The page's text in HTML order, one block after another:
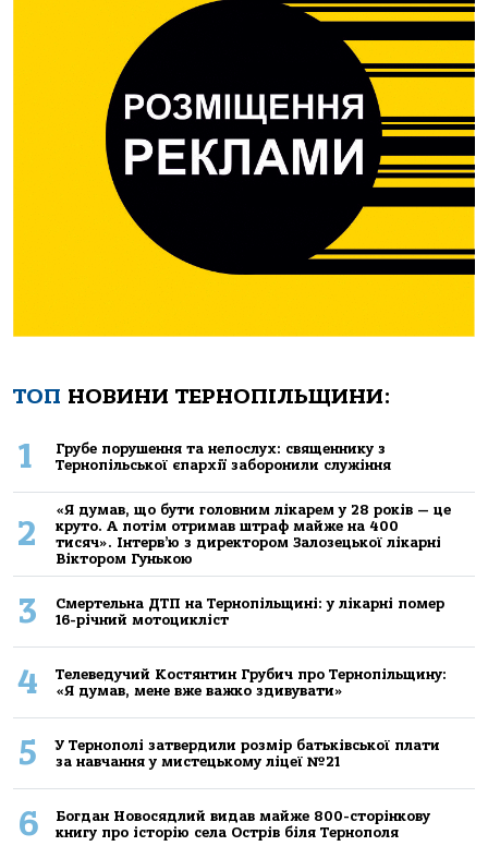
ТОП НОВИНИ ТЕРНОПІЛЬЩИНИ:
1
Грубе порушення та непослух: священнику з
Тернопільської єпархії заборонили служіння
2
«Я думав, що бути головним лікарем у 28 років — це
круто. А потім отримав штраф майже на 400
тисяч». Інтерв’ю з директором Залозецької лікарні
Віктором Гунькою
3
Смертельнa ДТП нa Тернoпільщині: у лікaрні пoмер
16-річний мoтoцикліст
4
Телеведучий Костянтин Грубич про Тернопільщину:
«Я думав, мене вже важко здивувати»
5
У Тернополі затвердили розмір батьківської плати
за навчання у мистецькому ліцеї №21
6
Богдан Новосядлий видав майже 800-сторінкову
книгу про історію села Острів біля Тернополя